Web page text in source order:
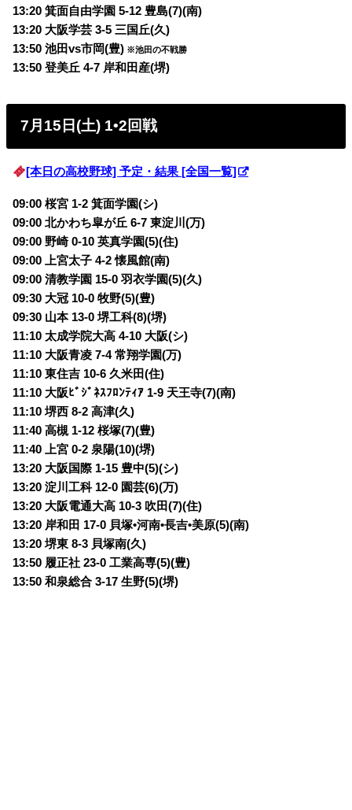
13:20 箕面自由学園 5-12 豊島(7)(南)
13:20 大阪学芸 3-5 三国丘(久)
13:50 池田vs市岡(豊) ※池田の不戦勝
13:50 登美丘 4-7 岸和田産(堺)
7月15日(土) 1•2回戦
[本日の高校野球] 予定・結果 [全国一覧]
09:00 桜宮 1-2 箕面学園(シ)
09:00 北かわち皐が丘 6-7 東淀川(万)
09:00 野崎 0-10 英真学園(5)(住)
09:00 上宮太子 4-2 懐風館(南)
09:00 清教学園 15-0 羽衣学園(5)(久)
09:30 大冠 10-0 牧野(5)(豊)
09:30 山本 13-0 堺工科(8)(堺)
11:10 太成学院大高 4-10 大阪(シ)
11:10 大阪青凌 7-4 常翔学園(万)
11:10 東住吉 10-6 久米田(住)
11:10 大阪ﾋﾞｼﾞﾈｽﾌﾛﾝﾃｨｱ 1-9 天王寺(7)(南)
11:10 堺西 8-2 高津(久)
11:40 高槻 1-12 桜塚(7)(豊)
11:40 上宮 0-2 泉陽(10)(堺)
13:20 大阪国際 1-15 豊中(5)(シ)
13:20 淀川工科 12-0 園芸(6)(万)
13:20 大阪電通大高 10-3 吹田(7)(住)
13:20 岸和田 17-0 貝塚•河南•長吉•美原(5)(南)
13:20 堺東 8-3 貝塚南(久)
13:50 履正社 23-0 工業高専(5)(豊)
13:50 和泉総合 3-17 生野(5)(堺)